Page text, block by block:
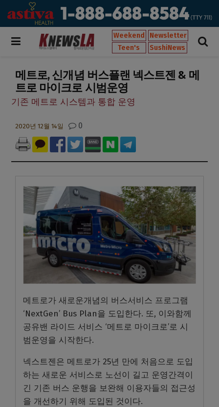
Weekend
Newsletter
Teen's
SushiNews
메트로, 신개념 버스플랜 넥스트젠 & 메
트로 마이크로 시범운영
기존 메트로 시스템과 통합 운영
2020년 12월 14일 0
메트로가 새로운개념의 버스서비스 프로그램
‘NextGen’ Bus Plan을 도입한다. 또, 이와함께
공유밴 라이드 서비스 ‘메트로 마이크로’로 시
범운영을 시작한다.
넥스트젠은 메트로가 25년 만에 처음으로 도입
하는 새로운 서비스로 노선이 길고 운영간격이
긴 기존 버스 운행을 보완해 이용자들의 접근성
을 개선하기 위해 도입된 것이다.